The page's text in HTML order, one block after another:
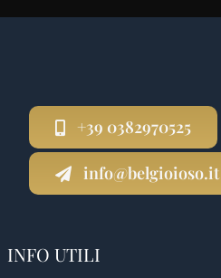
+39 0382970525
info@belgioioso.it
INFO UTILI